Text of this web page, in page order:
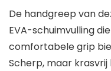
De handgreep van
EVA-schuimvulling
comfortabele grip
Scherp, maar